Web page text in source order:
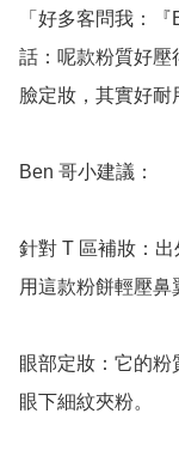
「好多客問我：
話：呢款粉質好壓
臉定妝，其實好耐
Ben 哥小建議：
針對 T 區補妝：
用這款粉餅輕壓鼻
眼部定妝：它的
眼下細紋夾粉。